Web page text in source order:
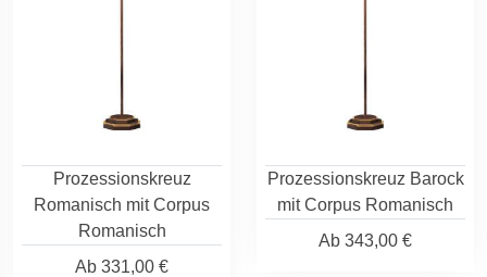
Prozessionskreuz
Romanisch mit Corpus
Romanisch
Ab 331,00 €
Prozessionskreuz Barock
mit Corpus Romanisch
Ab 343,00 €